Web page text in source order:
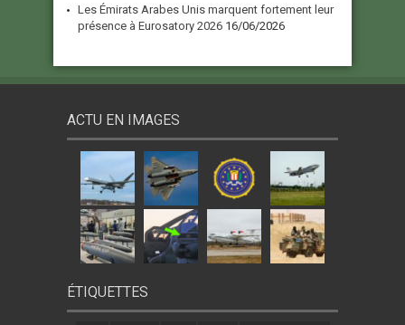
Les Émirats Arabes Unis marquent fortement leur
présence à Eurosatory 2026 16/06/2026
ACTU EN IMAGES
ÉTIQUETTES